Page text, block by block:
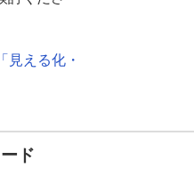
見える化・
ド